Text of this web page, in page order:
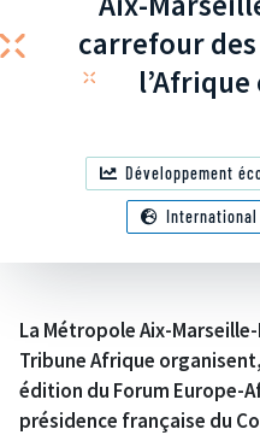
carrefour
l’Afrique
Développement
International
La Métropole Aix-
Tribune Afrique
édition du Forum Europe-
présidence française du